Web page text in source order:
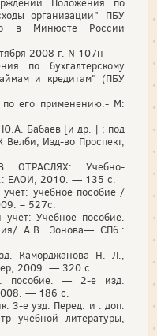
Положения по
организации" ПБУ
в Минюсте России
2008 г. N 107н
по бухгалтерскому
и кредитам" (ПБУ
по его применению.- М:
Ю.А. Бабаев [и др. | ; под
Изд-во Проспект,
ОТРАСЛЯХ: Учебно­-
ЕАОИ, 2010. — 135 с.
учебное пособие /
– 527с.
учет: Учебное пособие.
А.В. Зонова— СПб.:
Каморджанова Н. Л.,
2009. — 320 с.
пособие. — 2-е изд.
— 186 с.
3-е узд. Перед. и . доп.
учебной литера­туры,